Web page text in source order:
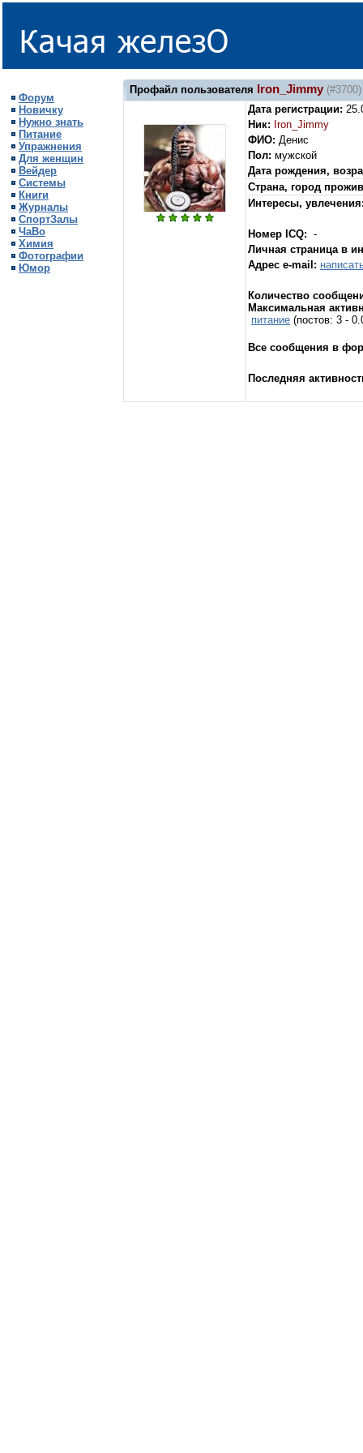
Форум
Новичку
Нужно знать
Питание
Упражнения
Для женщин
Вейдер
Системы
Книги
Журналы
СпортЗалы
ЧаВо
Химия
Фотографии
Юмор
Профайл пользователя Iron_Jimmy (#3700)
Дата регистрации:
Ник: Iron_Jimmy
ФИО: Денис
Пол: мужской
Дата рождения,
Страна, город
Интересы,
Номер ICQ: -
Личная страница в
Адрес e-mail:
Количество
Максимальная
питание (постов: 3 -
Все сообщения в
Последняя